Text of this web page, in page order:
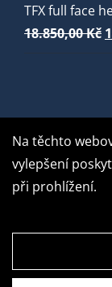
TFX full face
18.850,00Kč
Na těchto
vylepšení
při prohlížení.